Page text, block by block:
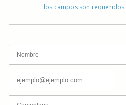
los campos son requeridos.